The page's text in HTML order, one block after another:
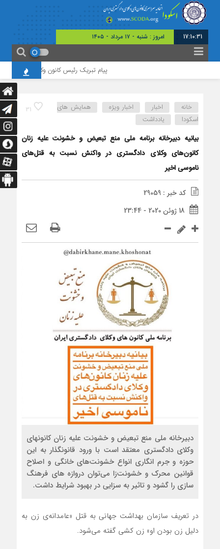
17:10:32 امروز : شنبه - ۱۷ مرداد - ۱۴۰۵
پیام تبریک رئیس کانون وکلای گلستان به
31 خانه اخبار اخبار ویژه
همایش های
اسکودا
یادداشت
بیانیه دبیرخانه برنامه ملی منع تبعیض و خشونت علیه زنان
کانون‌های وکلای دادگستری در واکنش نسبت به قتل‌های
ناموسی اخیر
کد خبر : 29059
18 ژوئن 2020 - 23:44
دبیرخانه ملی منع تبعیض و خشونت علیه زنان کانونهای
وکلای دادگستری معتقد است با ورود قانونگذار به این
حوزه و جرم انگاری انواع خشونت‌های خانگی و اصلاح
قوانین محرک و ‌خشونت‌زا می‌توان دروازه های فرهنگ
سازی را گشود و تاثیر به سزایی در بهبود شرایط داشت.
در تعریف سازمان بهداشت جهانی به قتل «عامدانه‌ی زن به
دلیل زن بودن او» زن کشی گفته می‌شود.